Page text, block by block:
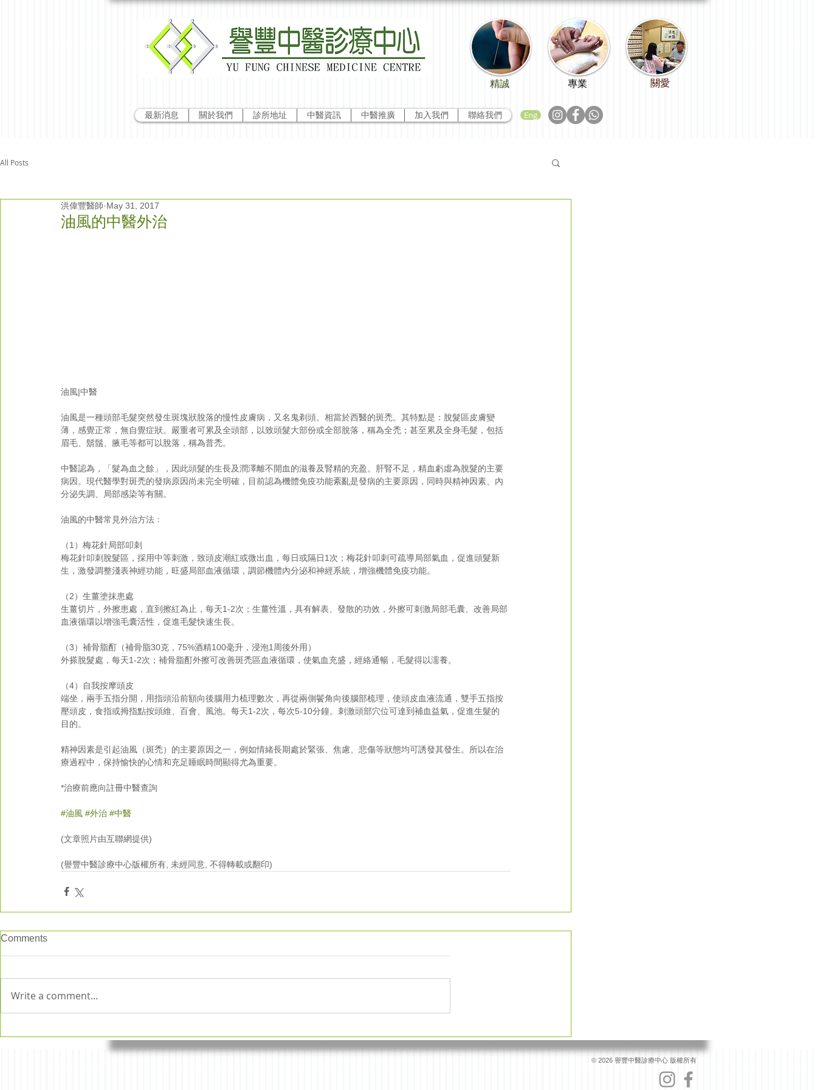
精誠
最新消息 關於我們 診所地址 中醫資訊 中醫推廣 加入我們 聯絡我們 Eng
專業 關愛
All Posts
油風的中醫外治
洪偉豐醫師 May 31, 2017
油風|中醫
油風是一種頭部毛髮突然發生斑塊狀脫落的慢性皮膚病，又名鬼剃頭。相當於西醫的斑禿。其特點是：脫髮區皮膚變
薄，感覺正常，無自覺症狀。嚴重者可累及全頭部，以致頭髮大部份或全部脫落，稱為全禿；甚至累及全身毛髮，包括
眉毛、鬍鬚、腋毛等都可以脫落，稱為普禿。
中醫認為，「髮為血之餘」，因此頭髮的生長及潤澤離不開血的滋養及腎精的充盈。肝腎不足，精血虧虛為脫髮的主要
病因。現代醫學對斑禿的發病原因尚未完全明確，目前認為機體免疫功能紊亂是發病的主要原因，同時與精神因素、內
分泌失調、局部感染等有關。
油風的中醫常見外治方法﹕
（1）梅花針局部叩刺
梅花針叩刺脫髮區，採用中等刺激，致頭皮潮紅或微出血，每日或隔日1次；梅花針叩刺可疏導局部氣血，促進頭髮新
生，激發調整淺表神經功能，旺盛局部血液循環，調節機體內分泌和神經系統，增強機體免疫功能。
（2）生薑塗抹患處
生薑切片，外擦患處，直到擦紅為止，每天1-2次；生薑性溫，具有解表、發散的功效，外擦可刺激局部毛囊、改善局部
血液循環以增強毛囊活性，促進毛髮快速生長。
（3）補骨脂酊（補骨脂30克，75%酒精100毫升，浸泡1周後外用）
外搽脫髮處，每天1-2次；補骨脂酊外擦可改善斑禿區血液循環，使氣血充盛，經絡通暢，毛髮得以濡養。
（4）自我按摩頭皮
端坐，兩手五指分開，用指頭沿前額向後腦用力梳理數次，再從兩側鬢角向後腦部梳理，使頭皮血液流通，雙手五指按
壓頭皮，食指或拇指點按頭維、百會、風池。每天1-2次，每次5-10分鐘。刺激頭部穴位可達到補血益氣，促進生髮的
目的。
精神因素是引起油風（斑禿）的主要原因之一，例如情緒長期處於緊張、焦慮、悲傷等狀態均可誘發其發生。所以在治
療過程中，保持愉快的心情和充足睡眠時間顯得尤為重要。
*治療前應向註冊中醫查詢
#油風 #外治 #中醫
(文章照片由互聯網提供)
(譽豐中醫診療中心版權所有, 未經同意, 不得轉載或翻印)
Comments
Write a comment...
© 2026 譽豐中醫診療中心 版權所有